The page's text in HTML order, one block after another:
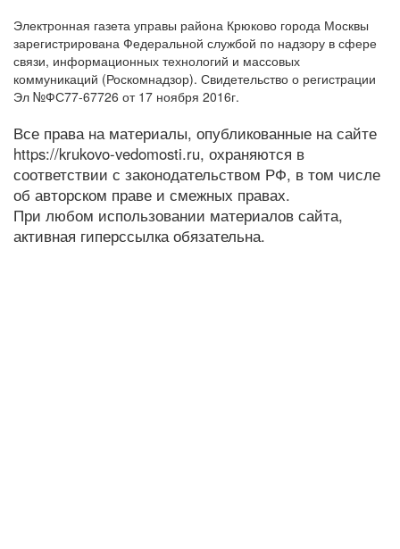
Электронная газета управы района Крюково города Москвы
зарегистрирована Федеральной службой по надзору в сфере
связи, информационных технологий и массовых
коммуникаций (Роскомнадзор). Свидетельство о регистрации
Эл №ФС77-67726 от 17 ноября 2016г.
Все права на материалы, опубликованные на сайте
https://krukovo-vedomosti.ru, охраняются в
соответствии с законодательством РФ, в том числе
об авторском праве и смежных правах.
При любом использовании материалов сайта,
активная гиперссылка обязательна.